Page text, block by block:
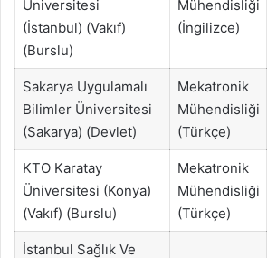
Üniversitesi
(İstanbul) (Vakıf)
(Burslu)
Mühendisliği
(İngilizce)
Sakarya Uygulamalı
Bilimler Üniversitesi
(Sakarya) (Devlet)
Mekatronik
Mühendisliği
(Türkçe)
KTO Karatay
Üniversitesi (Konya)
(Vakıf) (Burslu)
Mekatronik
Mühendisliği
(Türkçe)
İstanbul Sağlık Ve